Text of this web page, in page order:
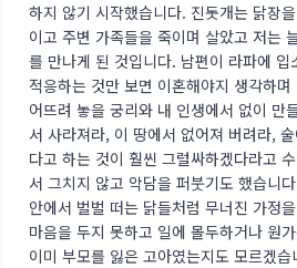
하지 않기 시작했습니다. 진돗개는 닭장
이고 주변 가족들을 죽이며 살았고 저는
를 만나게 된 것입니다. 남편이 라파에
적응하는 것만 보면 이혼해야지 생각하
어뜨려 놓을 궁리와 내 인생에서 없이 만
서 사라져라, 이 땅에서 없어져 버려라,
다고 하는 것이 훨씬 그럴싸하겠다라고
서 그치지 않고 악담을 퍼붓기도 했습니
안에서 벌벌 떠는 닭들처럼 무너진 가정
마음을 두지 못하고 일에 몰두하거나 원
이미 부모를 잃은 고아였는지도 모르겠습